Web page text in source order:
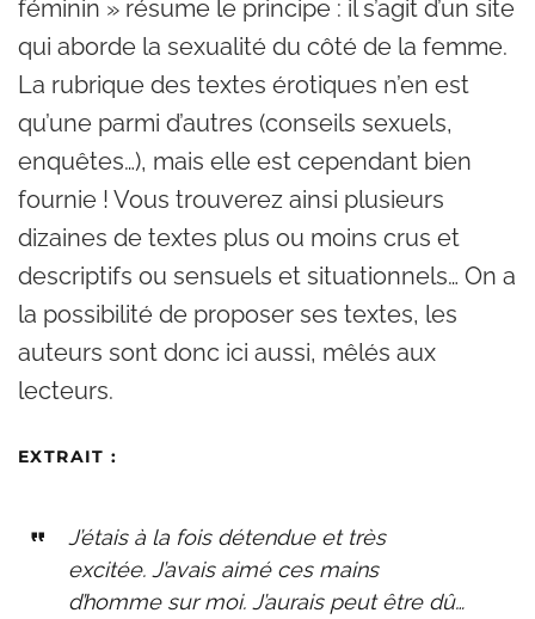
féminin » résume le principe : il s’agit d’un site
qui aborde la sexualité du côté de la femme.
La rubrique des textes érotiques n’en est
qu’une parmi d’autres (conseils sexuels,
enquêtes…), mais elle est cependant bien
fournie ! Vous trouverez ainsi plusieurs
dizaines de textes plus ou moins crus et
descriptifs ou sensuels et situationnels… On a
la possibilité de proposer ses textes, les
auteurs sont donc ici aussi, mêlés aux
lecteurs.
EXTRAIT :
J’étais à la fois détendue et très
excitée. J’avais aimé ces mains
d’homme sur moi. J’aurais peut être dû…